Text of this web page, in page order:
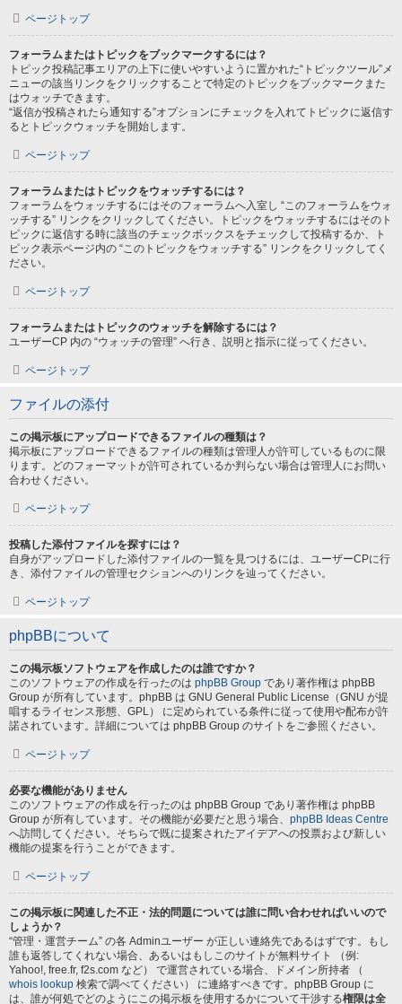
ページトップ
フォーラムまたはトピックをブックマークするには？
トピック投稿記事エリアの上下に使いやすいように置かれた“トピックツール”メ
ニューの該当リンクをクリックすることで特定のトピックをブックマークまた
はウォッチできます。
“返信が投稿されたら通知する”オプションにチェックを入れてトピックに返信す
るとトピックウォッチを開始します。
ページトップ
フォーラムまたはトピックをウォッチするには？
フォーラムをウォッチするにはそのフォーラムへ入室し “このフォーラムをウォ
ッチする” リンクをクリックしてください。トピックをウォッチするにはそのト
ピックに返信する時に該当のチェックボックスをチェックして投稿するか、ト
ピック表示ページ内の “このトピックをウォッチする” リンクをクリックしてく
ださい。
ページトップ
フォーラムまたはトピックのウォッチを解除するには？
ユーザーCP 内の “ウォッチの管理” へ行き、説明と指示に従ってください。
ページトップ
ファイルの添付
この掲示板にアップロードできるファイルの種類は？
掲示板にアップロードできるファイルの種類は管理人が許可しているものに限
ります。どのフォーマットが許可されているか判らない場合は管理人にお問い
合わせください。
ページトップ
投稿した添付ファイルを探すには？
自身がアップロードした添付ファイルの一覧を見つけるには、ユーザーCPに行
き、添付ファイルの管理セクションへのリンクを辿ってください。
ページトップ
phpBBについて
この掲示板ソフトウェアを作成したのは誰ですか？
このソフトウェアの作成を行ったのは phpBB Group であり著作権は phpBB
Group が所有しています。phpBB は GNU General Public License（GNU が提
唱するライセンス形態、GPL） に定められている条件に従って使用や配布が許
諾されています。詳細については phpBB Group のサイトをご参照ください。
ページトップ
必要な機能がありません
このソフトウェアの作成を行ったのは phpBB Group であり著作権は phpBB
Group が所有しています。その機能が必要だと思う場合、 phpBB Ideas Centre
へ訪問してください。そちらで既に提案されたアイデアへの投票および新しい
機能の提案を行うことができます。
ページトップ
この掲示板に関連した不正・法的問題については誰に問い合わせればいいので
しょうか？
“管理・運営チーム” の各 Adminユーザー が正しい連絡先であるはずです。もし
誰も返答してくれない場合、あるいはもしこのサイトが無料サイト （例:
Yahoo!, free.fr, f2s.com など） で運営されている場合、ドメイン所持者 （
whois lookup 検索で調べてください） に連絡すべきです。phpBB Group に
は、誰が何処でどのようにこの掲示板を使用するかについて干渉する権限は全